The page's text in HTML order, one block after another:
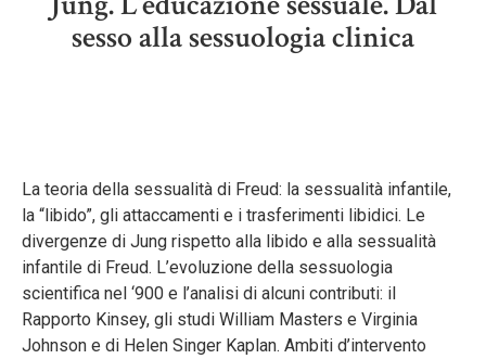
sesso alla sessuologia clinica
La teoria della sessualità di Freud: la sessualità infantile,
la “libido”, gli attaccamenti e i trasferimenti libidici. Le
divergenze di Jung rispetto alla libido e alla sessualità
infantile di Freud. L’evoluzione della sessuologia
scientifica nel ‘900 e l’analisi di alcuni contributi: il
Rapporto Kinsey, gli studi William Masters e Virginia
Johnson e di Helen Singer Kaplan. Ambiti d’intervento